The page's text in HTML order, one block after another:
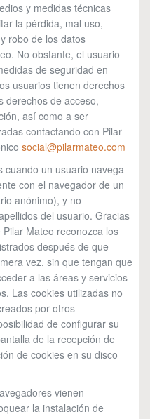
y medidas técnicas
la pérdida, mal uso,
robo de los datos
No obstante, el usuario
de seguridad en
usuarios tienen derechos
derechos de acceso,
así como a ser
contactando con Pilar
social@pilarmateo.com
cuando un usuario navega
con el navegador de un
anónimo), y no
del usuario. Gracias
Mateo reconozca los
después de que
vez, sin que tengan que
a las áreas y servicios
Las cookies utilizadas no
por otros
de configurar su
de la recepción de
de cookies en su disco
vienen
la instalación de